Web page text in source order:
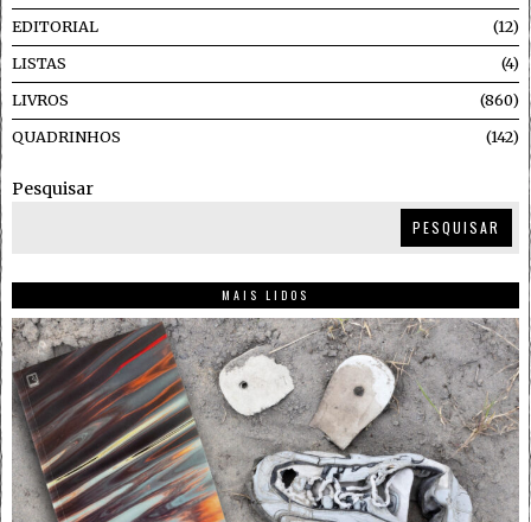
EDITORIAL 12
LISTAS 4
LIVROS 860
QUADRINHOS 142
Pesquisar
PESQUISAR
MAIS LIDOS